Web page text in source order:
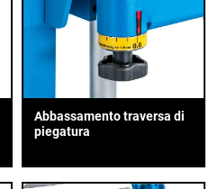
Abbassamento traversa di
piegatura